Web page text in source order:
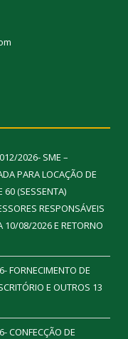
2026- SME –
PARA LOCAÇÃO DE
60 (SESSENTA)
RESPONSÁVEIS
10/08/2026 E RETORNO
FORNECIMENTO DE
E OUTROS 13
CONFECÇÃO DE